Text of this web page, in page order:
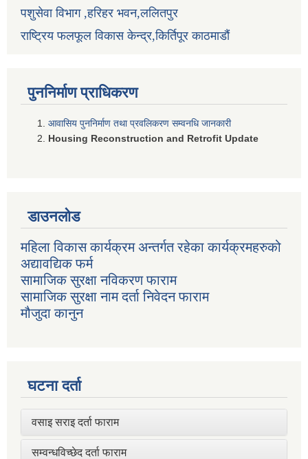
पशुसेवा विभाग ,हरिहर भवन,ललितपुर
राष्ट्रिय फलफूल विकास केन्द्र,किर्तिपूर काठमाडौं
पुननिर्माण प्राधिकरण
आवासिय पुननिर्माण तथा प्रवलिकरण सम्वनधि जानकारी
Housing Reconstruction and Retrofit Update
डाउनलोड
महिला विकास कार्यक्रम अन्तर्गत रहेका कार्यक्रमहरुको
अद्यावद्यिक फर्म
सामाजिक सुरक्षा नविकरण फाराम
सामाजिक सुरक्षा नाम दर्ता निवेदन फाराम
मौजुदा कानुन
घटना दर्ता
वसाइ सराइ दर्ता फाराम
सम्वन्धविच्छेद दर्ता फाराम